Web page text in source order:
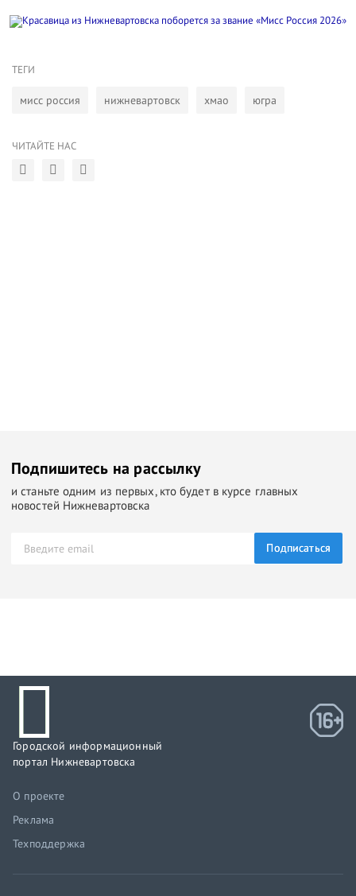
ТЕГИ
мисс россия нижневартовск хмао югра
ЧИТАЙТЕ НАС
Подпишитесь на рассылку
и станьте одним из первых, кто будет в курсе главных
новостей Нижневартовска
Подписаться
Городской информационный
портал Нижневартовска
О проекте
Реклама
Техподдержка